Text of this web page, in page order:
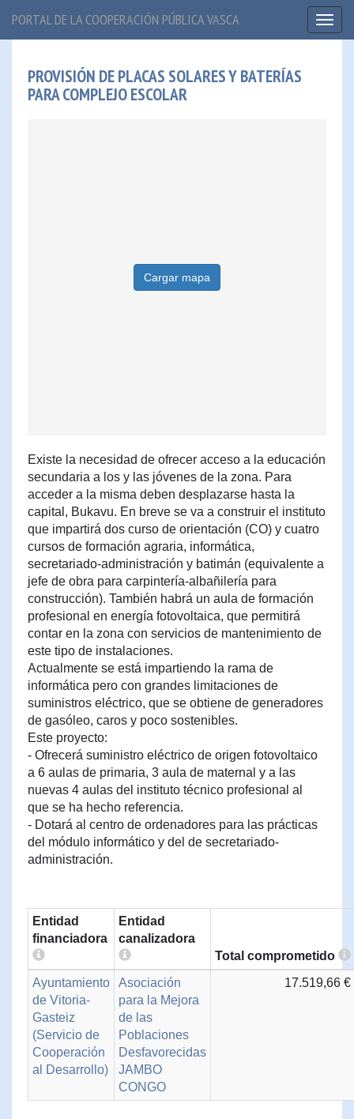
PORTAL DE LA COOPERACIÓN PÚBLICA VASCA
PROVISIÓN DE PLACAS SOLARES Y BATERÍAS
PARA COMPLEJO ESCOLAR
Cargar mapa
Existe la necesidad de ofrecer acceso a la educación
secundaria a los y las jóvenes de la zona. Para
acceder a la misma deben desplazarse hasta la
capital, Bukavu. En breve se va a construir el instituto
que impartirá dos curso de orientación (CO) y cuatro
cursos de formación agraria, informática,
secretariado-administración y batimán (equivalente a
jefe de obra para carpintería-albañilería para
construcción). También habrá un aula de formación
profesional en energía fotovoltaica, que permitirá
contar en la zona con servicios de mantenimiento de
este tipo de instalaciones.
Actualmente se está impartiendo la rama de
informática pero con grandes limitaciones de
suministros eléctrico, que se obtiene de generadores
de gasóleo, caros y poco sostenibles.
Este proyecto:
- Ofrecerá suministro eléctrico de origen fotovoltaico
a 6 aulas de primaria, 3 aula de maternal y a las
nuevas 4 aulas del instituto técnico profesional al
que se ha hecho referencia.
- Dotará al centro de ordenadores para las prácticas
del módulo informático y del de secretariado-
administración.
Entidad
financiadora
Entidad
canalizadora
Total comprometido
Ayuntamiento
de Vitoria-
Gasteiz
(Servicio de
Cooperación
al Desarrollo)
Asociación
para la Mejora
de las
Poblaciones
Desfavorecidas
JAMBO
CONGO
17.519,66 €